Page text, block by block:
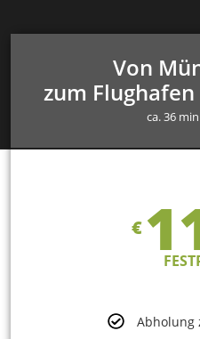
Von
zum
ca. 36
€
Abholung